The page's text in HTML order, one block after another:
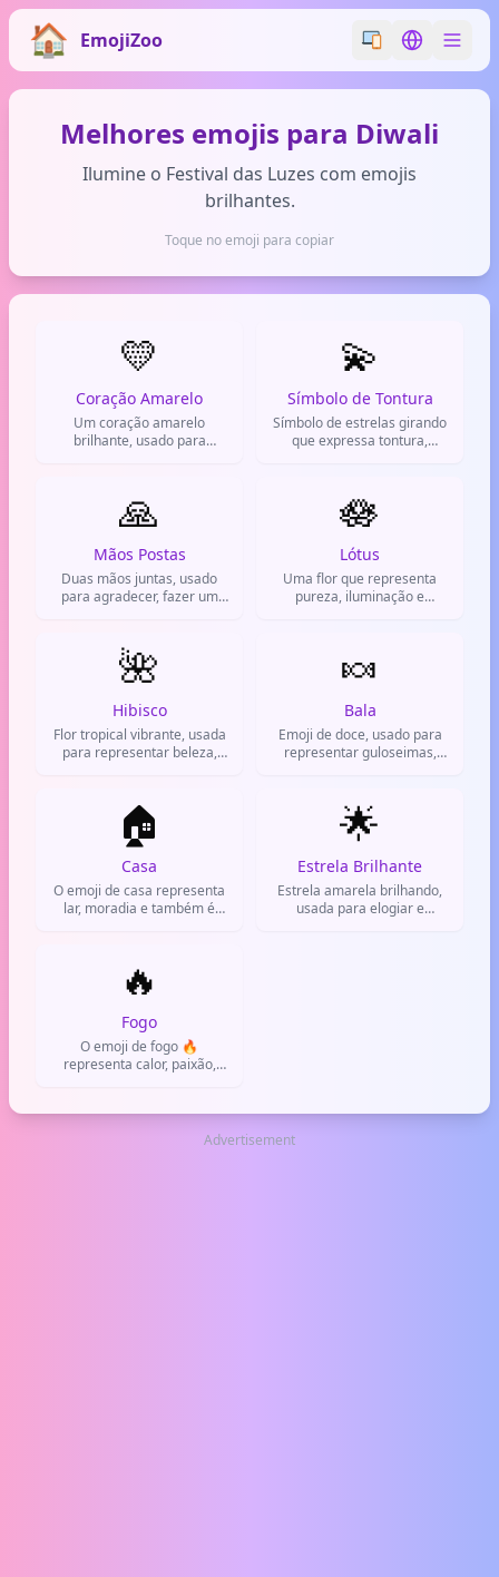
EmojiZoo Switch emoji
Switch
Melhores emojis para Diwali
Ilumine o Festival das Luzes com emojis
brilhantes.
Toque no emoji para copiar
💛
Coração Amarelo
Um coração amarelo
brilhante, usado para
💫
Símbolo de Tontura
Símbolo de estrelas girando
que expressa tontura,
🙏
Mãos Postas
Duas mãos juntas, usado
para agradecer, fazer um
🪷
Lótus
Uma flor que representa
pureza, iluminação e
🌺
Hibisco
Flor tropical vibrante, usada
para representar beleza,
🍬
Bala
Emoji de doce, usado para
representar guloseimas,
🏠
Casa
O emoji de casa representa
lar, moradia e também é
🌟
Estrela Brilhante
Estrela amarela brilhando,
usada para elogiar e
🔥
Fogo
O emoji de fogo 🔥
representa calor, paixão,
Advertisement